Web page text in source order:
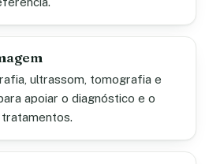
ultrassom, tomografia e
apoiar o diagnóstico e o